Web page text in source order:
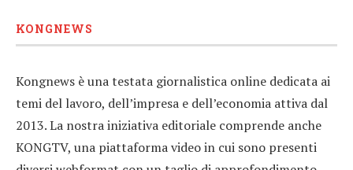
KONGNEWS
Kongnews è una testata giornalistica online dedicata ai
temi del lavoro, dell’impresa e dell’economia attiva dal
2013. La nostra iniziativa editoriale comprende anche
KONGTV, una piattaforma video in cui sono presenti